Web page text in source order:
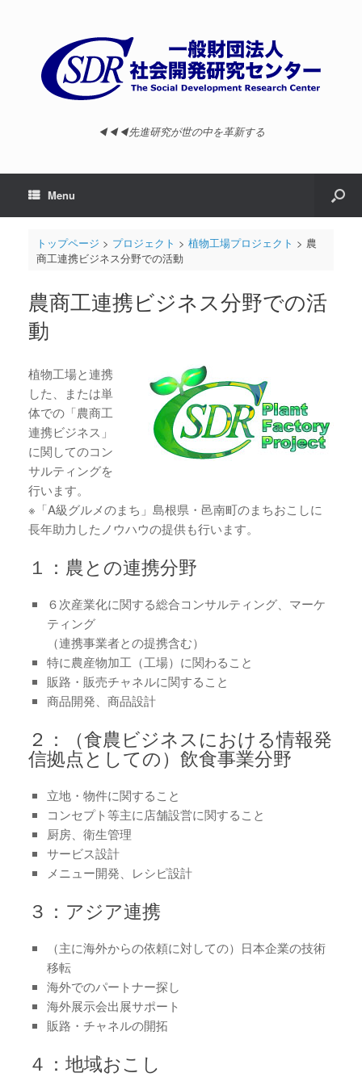
◀︎◀︎◀︎先進研究が世の中を革新する
Menu
トップページ > プロジェクト > 植物工場プロジェクト > 農
商工連携ビジネス分野での活動
農商工連携ビジネス分野での活
動
植物工場と連携
した、または単
体での「農商工
連携ビジネス」
に関してのコン
サルティングを
行います。
※「A級グルメのまち」島根県・邑南町のまちおこしに
長年助力したノウハウの提供も行います。
１：農との連携分野
６次産業化に関する総合コンサルティング、マーケ
ティング
（連携事業者との提携含む）
特に農産物加工（工場）に関わること
販路・販売チャネルに関すること
商品開発、商品設計
２：（食農ビジネスにおける情報発
信拠点としての）飲食事業分野
立地・物件に関すること
コンセプト等主に店舗設営に関すること
厨房、衛生管理
サービス設計
メニュー開発、レシピ設計
３：アジア連携
（主に海外からの依頼に対しての）日本企業の技術
移転
海外でのパートナー探し
海外展示会出展サポート
販路・チャネルの開拓
４：地域おこし